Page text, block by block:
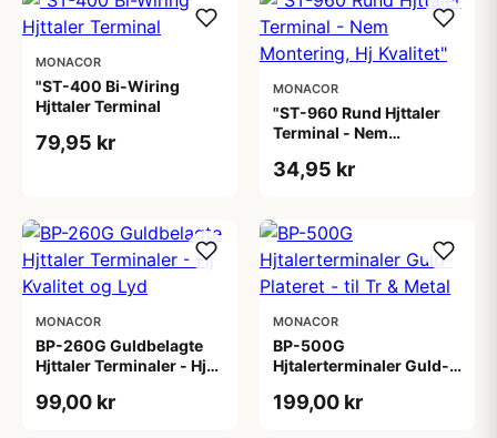
MONACOR
"ST-400 Bi-Wiring
Hjttaler Terminal
79,95 kr
MONACOR
"ST-960 Rund Hjttaler
Terminal - Nem
34,95 kr
MONACOR
BP-260G Guldbelagte
Hjttaler Terminaler - Hj
99,00 kr
MONACOR
BP-500G
Hjtalerterminaler Guld-
199,00 kr